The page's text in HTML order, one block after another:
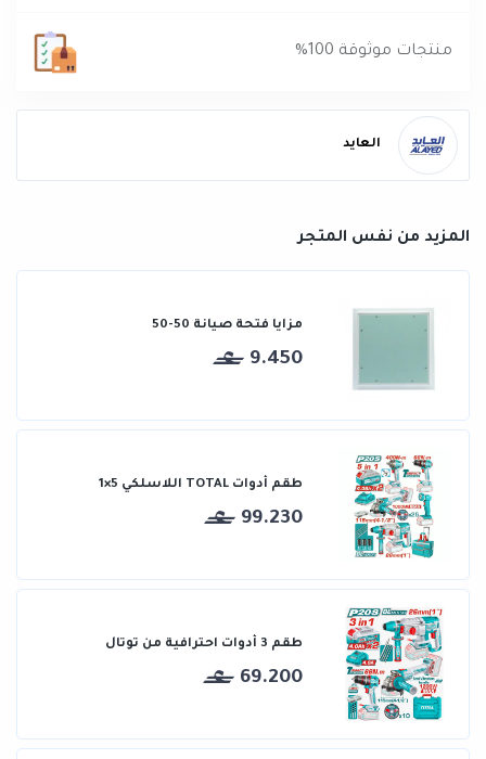
منتجات موثوقة 100%
العايد
المزيد من نفس المتجر
مزايا فتحة صيانة 50-50
9.450
طقم أدوات TOTAL اللاسلكي 5×1
99.230
طقم 3 أدوات احترافية من توتال
69.200